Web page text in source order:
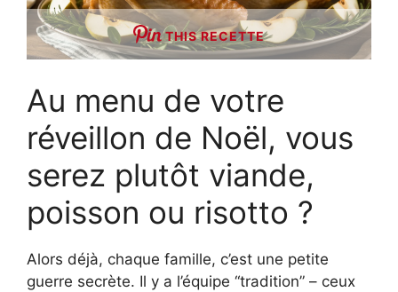
THIS RECETTE
Au menu de votre
réveillon de Noël, vous
serez plutôt viande,
poisson ou risotto ?
Alors déjà, chaque famille, c’est une petite
guerre secrète. Il y a l’équipe “tradition” – ceux